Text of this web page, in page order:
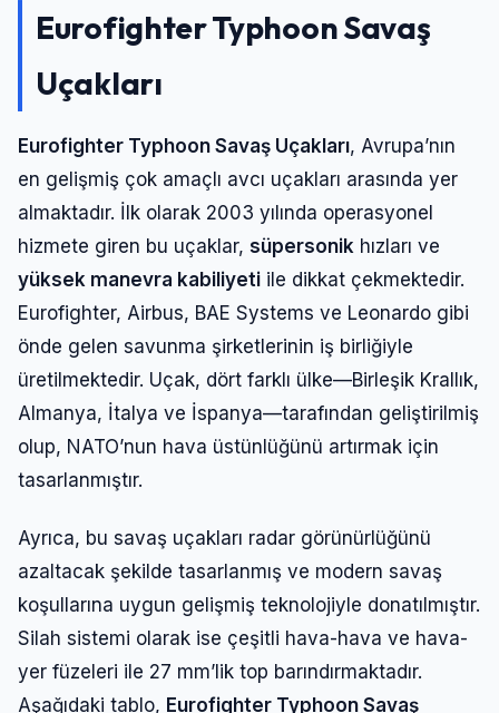
Eurofighter Typhoon Savaş
Uçakları
Eurofighter Typhoon Savaş Uçakları, Avrupa’nın
en gelişmiş çok amaçlı avcı uçakları arasında yer
almaktadır. İlk olarak 2003 yılında operasyonel
hizmete giren bu uçaklar, süpersonik hızları ve
yüksek manevra kabiliyeti ile dikkat çekmektedir.
Eurofighter, Airbus, BAE Systems ve Leonardo gibi
önde gelen savunma şirketlerinin iş birliğiyle
üretilmektedir. Uçak, dört farklı ülke—Birleşik Krallık,
Almanya, İtalya ve İspanya—tarafından geliştirilmiş
olup, NATO’nun hava üstünlüğünü artırmak için
tasarlanmıştır.
Ayrıca, bu savaş uçakları radar görünürlüğünü
azaltacak şekilde tasarlanmış ve modern savaş
koşullarına uygun gelişmiş teknolojiyle donatılmıştır.
Silah sistemi olarak ise çeşitli hava-hava ve hava-
yer füzeleri ile 27 mm’lik top barındırmaktadır.
Aşağıdaki tablo, Eurofighter Typhoon Savaş
Giriş Yap
Kullanıcı Adı veya E-posta